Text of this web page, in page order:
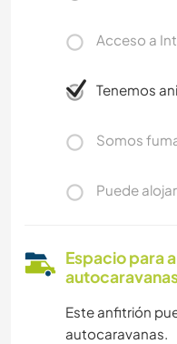
Acceso a
Tenemos
Somos
Puede
Espacio para
Este anfitrión
autocaravanas.